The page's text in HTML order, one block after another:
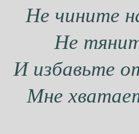
Не чините
Не
И избавьте
Мне